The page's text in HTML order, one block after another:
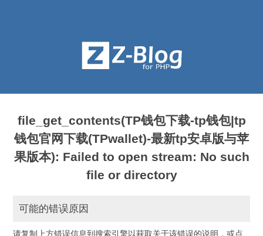
file_get_contents(TP钱包下载-tp钱包|tp
钱包官网下载(TPwallet)-最新tp安卓版与苹
果版本): Failed to open stream: No such
file or directory
可能的错误原因
请复制上方错误信息到搜索引擎以获取关于该错误的说明，或点